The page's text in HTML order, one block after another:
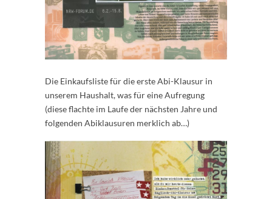
Die Einkaufsliste für die erste Abi-Klausur in
unserem Haushalt, was für eine Aufregung
(diese flachte im Laufe der nächsten Jahre und
folgenden Abiklausuren merklich ab…)